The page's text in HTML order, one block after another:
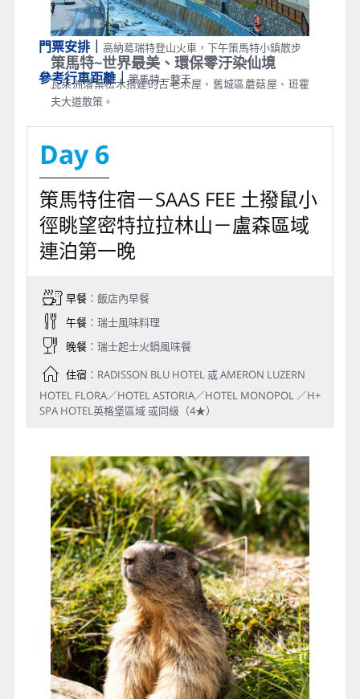
策馬特~世界最美、環保零汙染仙境
瓦萊洲落葉松木搭建的古老木屋、舊城區蘑菇屋、班霍
夫大道散策。
門票安排｜ 高納葛瑞特登山火車，下午策馬特小鎮散步
參考行車距離｜策馬特一整天
Day 6
策馬特住宿－SAAS FEE 土撥鼠小
徑眺望密特拉拉林山－盧森區域
連泊第一晚
早餐：飯店內早餐
午餐：瑞士風味料理
晚餐：瑞士起士火鍋風味餐
住宿：RADISSON BLU HOTEL 或 AMERON LUZERN
HOTEL FLORA／HOTEL ASTORIA／HOTEL MONOPOL ／H+
SPA HOTEL英格堡區域 或同級（4★）